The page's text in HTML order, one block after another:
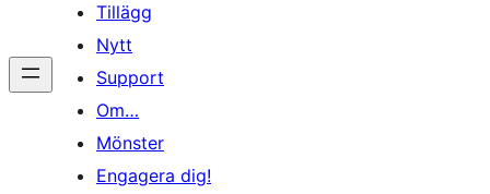
Tillägg
Nytt
Support
Om…
Mönster
Engagera dig!